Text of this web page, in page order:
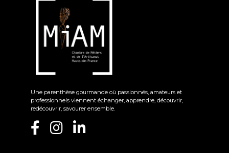
Une parenthèse gourmande où passionnés, amateurs et
professionnels viennent échanger, apprendre, découvrir,
redécouvrir, savourer ensemble.